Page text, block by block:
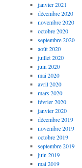
janvier 2021
décembre 2020
novembre 2020
octobre 2020
septembre 2020
août 2020
juillet 2020
juin 2020
mai 2020
avril 2020
mars 2020
février 2020
janvier 2020
décembre 2019
novembre 2019
octobre 2019
septembre 2019
juin 2019
mai 2019